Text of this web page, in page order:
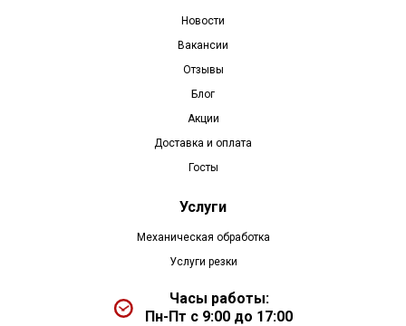
Новости
Вакансии
Отзывы
Блог
Акции
Доставка и оплата
Госты
Услуги
Механическая обработка
Услуги резки
Часы работы:
Пн-Пт с 9:00 до 17:00